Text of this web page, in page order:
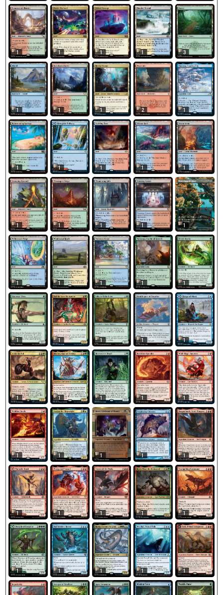
1 1 1 1 3
1 1 1 2 1
1 1 1 1 1
1 1 1 1 1
1 1 1 1 1
1 1 1 1 1
1 1 1 1 1
1 1 1 1 1
1 1 1 1 1
1 1 1 1 1